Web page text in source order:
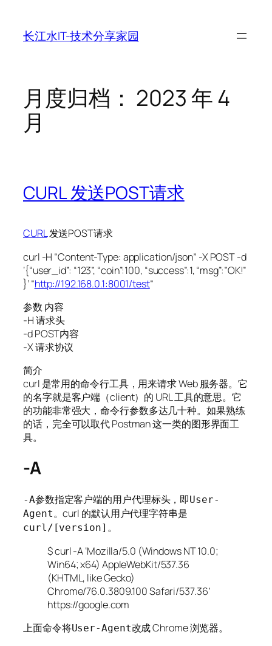
长江水IT-技术分享家园
月度归档： 2023 年 4
月
CURL 发送POST请求
CURL发送POST请求
curl -H “Content-Type: application/json” -X POST -d
‘{“user_id”: “123”, “coin”:100, “success”:1, “msg”:”OK!”
}’ “http://192.168.0.1:8001/test“
参数 内容
-H 请求头
-d POST内容
-X 请求协议
简介
curl 是常用的命令行工具，用来请求 Web 服务器。它
的名字就是客户端（client）的 URL 工具的意思。它
的功能非常强大，命令行参数多达几十种。如果熟练
的话，完全可以取代 Postman 这一类的图形界面工
具。
-A
-A参数指定客户端的用户代理标头，即User-
Agent。curl 的默认用户代理字符串是
curl/[version] 。
$ curl -A ‘Mozilla/5.0 (Windows NT 10.0;
Win64; x64) AppleWebKit/537.36
(KHTML, like Gecko)
Chrome/76.0.3809.100 Safari/537.36’
https://google.com
上面命令将User-Agent改成 Chrome 浏览器。